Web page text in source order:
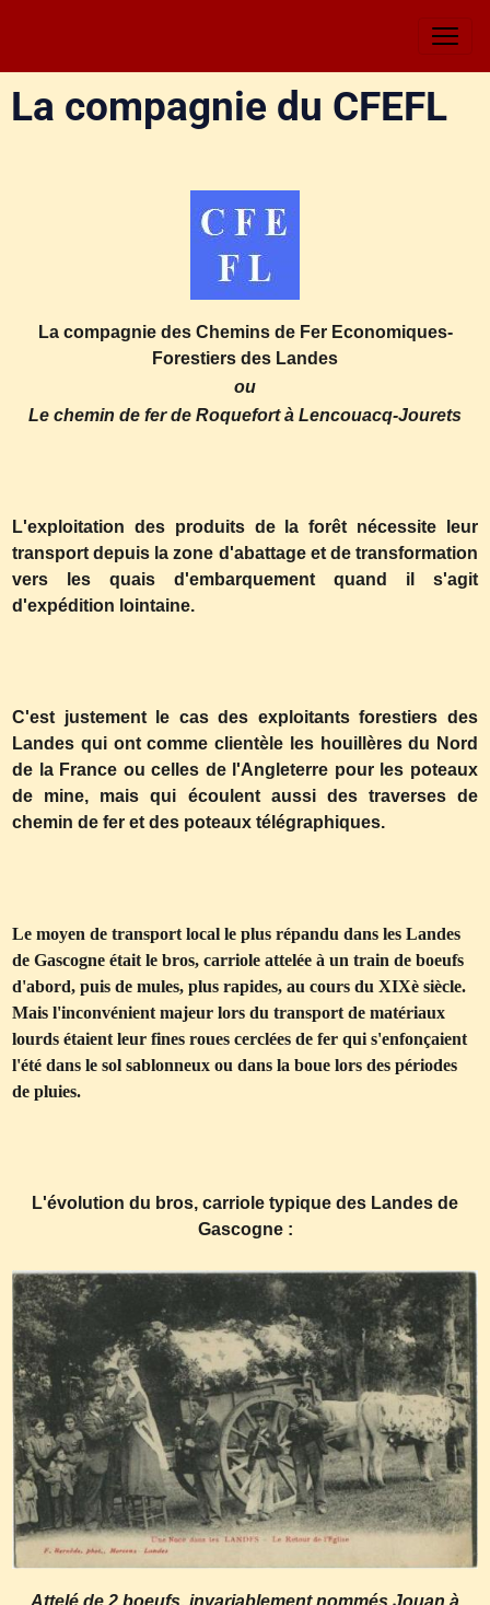
La compagnie du CFEFL
La compagnie des Chemins de Fer Economiques-
Forestiers des Landes
ou
Le chemin de fer de Roquefort à Lencouacq-Jourets
L'exploitation des produits de la forêt nécessite leur
transport depuis la zone d'abattage et de transformation
vers les quais d'embarquement quand il s'agit
d'expédition lointaine.
C'est justement le cas des exploitants forestiers des
Landes qui ont comme clientèle les houillères du Nord
de la France ou celles de l'Angleterre pour les poteaux
de mine, mais qui écoulent aussi des traverses de
chemin de fer et des poteaux télégraphiques.
Le moyen de transport local le plus répandu dans les Landes
de Gascogne était le bros, carriole attelée à un train de boeufs
d'abord, puis de mules, plus rapides, au cours du XIXè siècle.
Mais l'inconvénient majeur lors du transport de matériaux
lourds étaient leur fines roues cerclées de fer qui s'enfonçaient
l'été dans le sol sablonneux ou dans la boue lors des périodes
de pluies.
L'évolution du bros, carriole typique des Landes de
Gascogne :
Attelé de 2 boeufs, invariablement nommés Jouan à